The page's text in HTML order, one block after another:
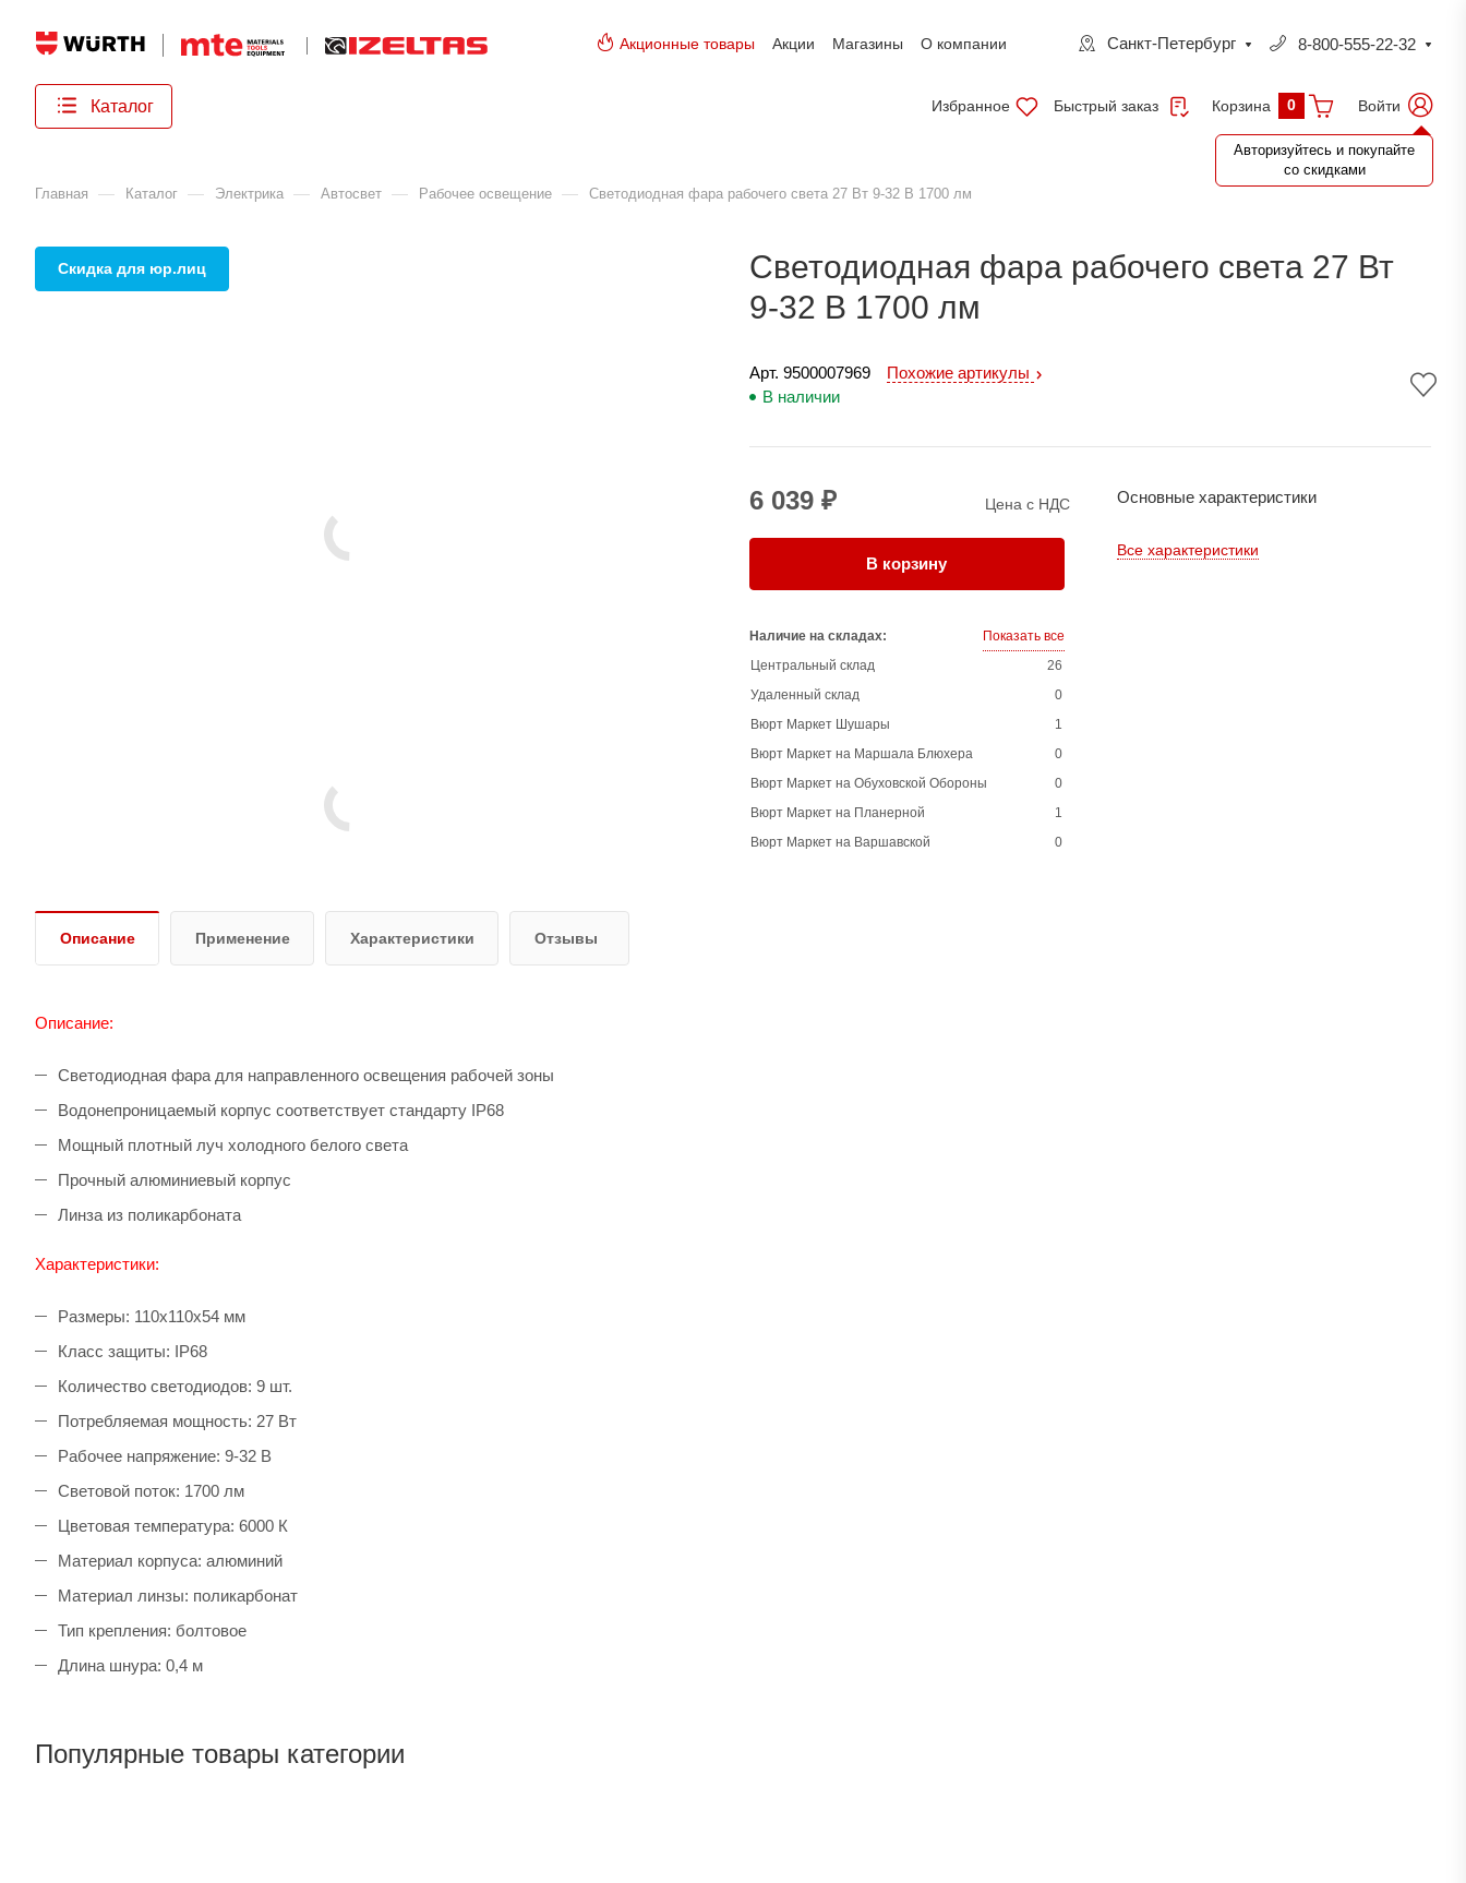
Акционные товары Акции Магазины О компании Санкт-Петербург 8-800-555-22-32
Каталог Избранное Быстрый заказ Корзина 0 Войти
Авторизуйтесь и покупайте
со скидками
Главная
— Каталог — Электрика — Автосвет — Рабочее освещение — Светодиодная фара рабочего света 27 Вт 9-32 В 1700 лм
Скидка для юр.лиц
Светодиодная фара рабочего света 27 Вт
9-32 В 1700 лм
Арт. 9500007969
Похожие артикулы
В наличии
6 039 ₽ Цена с НДС
В корзину
Наличие на складах:
Показать все
Центральный склад
26
Удаленный склад
0
Вюрт Маркет Шушары
1
Вюрт Маркет на Маршала Блюхера
0
Вюрт Маркет на Обуховской Обороны
0
Вюрт Маркет на Планерной
1
Вюрт Маркет на Варшавской
0
Основные характеристики
Все характеристики
Описание Применение Характеристики Отзывы
Описание:
Светодиодная фара для направленного освещения рабочей зоны
Водонепроницаемый корпус соответствует стандарту IP68
Мощный плотный луч холодного белого света
Прочный алюминиевый корпус
Линза из поликарбоната
Характеристики:
Размеры: 110x110x54 мм
Класс защиты: IP68
Количество светодиодов: 9 шт.
Потребляемая мощность: 27 Вт
Рабочее напряжение: 9-32 В
Световой поток: 1700 лм
Цветовая температура: 6000 К
Материал корпуса: алюминий
Материал линзы: поликарбонат
Тип крепления: болтовое
Длина шнура: 0,4 м
Популярные товары категории